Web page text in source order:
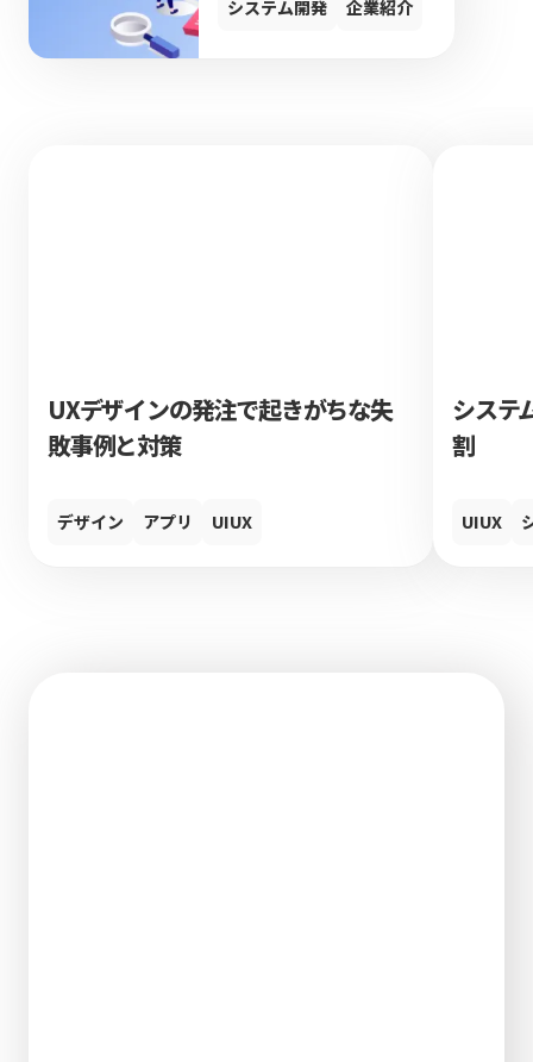
システム開発
企業紹介
UXデザインの発注で起きがちな失
敗事例と対策
デザイン アプリ UIUX
システ
割
UIUX